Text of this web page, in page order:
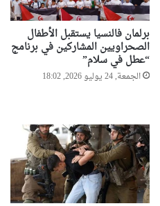
برلمان فالنسيا يستقبل الأطفال
الصحراويين المشاركين في برنامج
“عطل في سلام”
الجمعة, 24 يوليو 2026, 18:02